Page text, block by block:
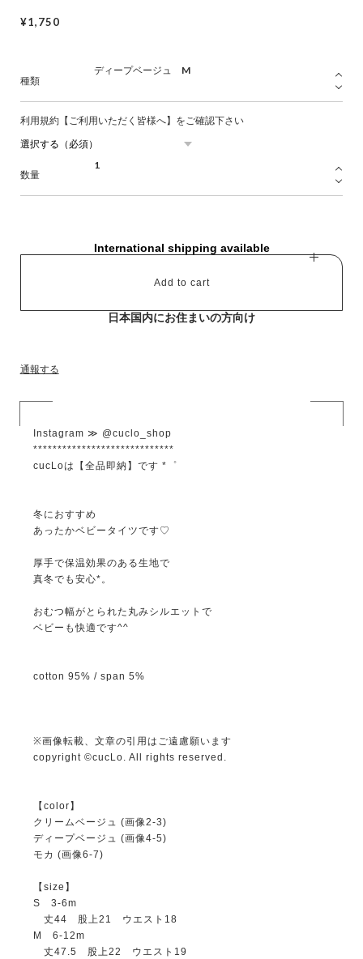
¥1,750
種類
利用規約【ご利用いただく皆様へ】をご確認下さい
数量
International shipping available
Add to cart
日本国内にお住まいの方向け
通報する
Instagram ≫ @cuclo_shop
*****************************
cucLoは【全品即納】です *゜
冬におすすめ
あったかベビータイツです♡
厚手で保温効果のある生地で
真冬でも安心*。
おむつ幅がとられた丸みシルエットで
ベビーも快適です^^
cotton 95% / span 5%
※画像転載、文章の引用はご遠慮願います
copyright ©cucLo. All rights reserved.
【color】
クリームベージュ (画像2-3)
ディープベージュ (画像4-5)
モカ (画像6-7)
【size】
S 3-6m
丈44 股上21 ウエスト18
M 6-12m
丈47.5 股上22 ウエスト19